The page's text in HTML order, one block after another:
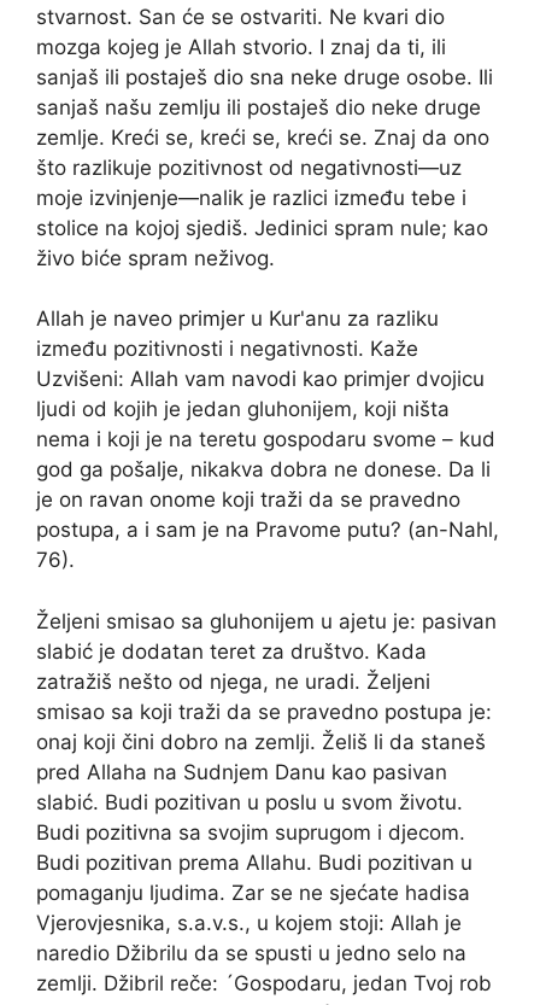
stvarnost. San će se ostvariti. Ne kvari dio
mozga kojeg je Allah stvorio. I znaj da ti, ili
sanjaš ili postaješ dio sna neke druge osobe. Ili
sanjaš našu zemlju ili postaješ dio neke druge
zemlje. Kreći se, kreći se, kreći se. Znaj da ono
što razlikuje pozitivnost od negativnosti—uz
moje izvinjenje—nalik je razlici između tebe i
stolice na kojoj sjediš. Jedinici spram nule; kao
živo biće spram neživog.
Allah je naveo primjer u Kur'anu za razliku
između pozitivnosti i negativnosti. Kaže
Uzvišeni: Allah vam navodi kao primjer dvojicu
ljudi od kojih je jedan gluhonijem, koji ništa
nema i koji je na teretu gospodaru svome – kud
god ga pošalje, nikakva dobra ne donese. Da li
je on ravan onome koji traži da se pravedno
postupa, a i sam je na Pravome putu? (an-Nahl,
76).
Željeni smisao sa gluhonijem u ajetu je: pasivan
slabić je dodatan teret za društvo. Kada
zatražiš nešto od njega, ne uradi. Željeni
smisao sa koji traži da se pravedno postupa je:
onaj koji čini dobro na zemlji. Želiš li da staneš
pred Allaha na Sudnjem Danu kao pasivan
slabić. Budi pozitivan u poslu u svom životu.
Budi pozitivna sa svojim suprugom i djecom.
Budi pozitivan prema Allahu. Budi pozitivan u
pomaganju ljudima. Zar se ne sjećate hadisa
Vjerovjesnika, s.a.v.s., u kojem stoji: Allah je
naredio Džibrilu da se spusti u jedno selo na
zemlji. Džibril reče: ´Gospodaru, jedan Tvoj rob